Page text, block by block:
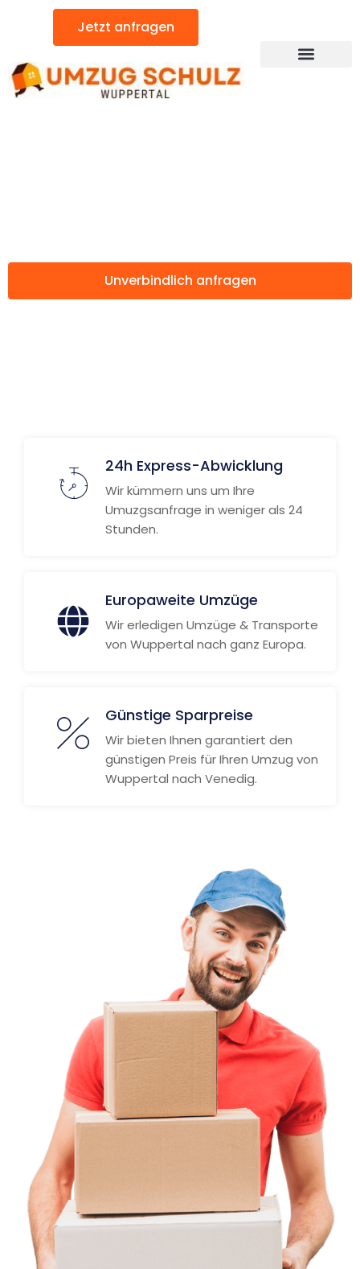
Jetzt anfragen
Unverbindlich anfragen
24h Express-Abwicklung
Wir kümmern uns um Ihre
Umuzgsanfrage in weniger als 24
Stunden.
Europaweite Umzüge
Wir erledigen Umzüge & Transporte
von Wuppertal nach ganz Europa.
Günstige Sparpreise
Wir bieten Ihnen garantiert den
günstigen Preis für Ihren Umzug von
Wuppertal nach Venedig.